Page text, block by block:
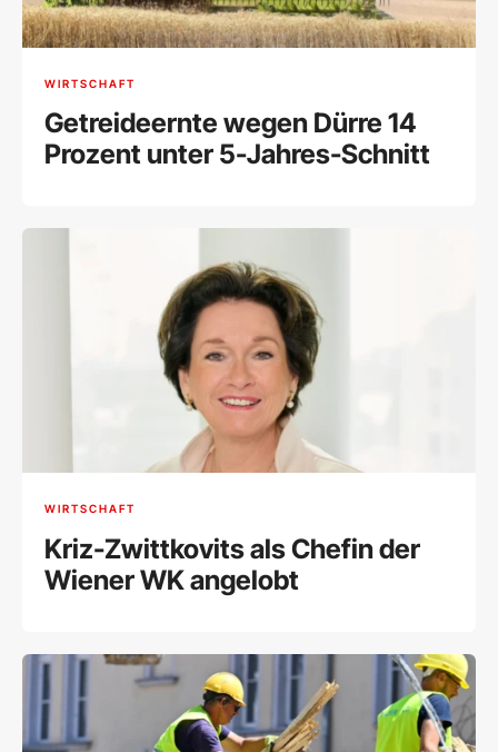
WIRTSCHAFT
Getreideernte wegen Dürre 14
Prozent unter 5-Jahres-Schnitt
WIRTSCHAFT
Kriz-Zwittkovits als Chefin der
Wiener WK angelobt